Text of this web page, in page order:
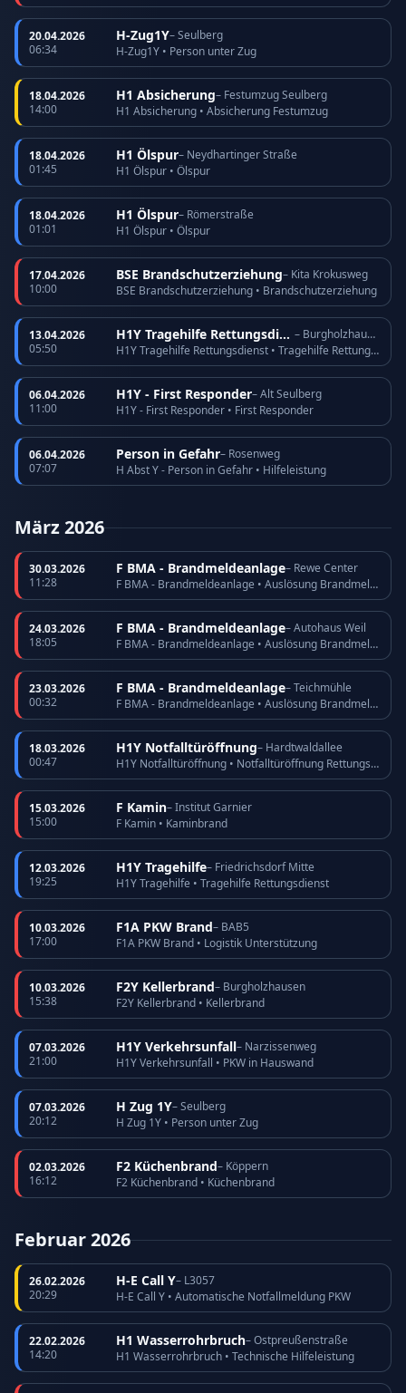
20.04.2026
06:34
H-Zug1Y– Seulberg
H-Zug1Y • Person unter Zug
18.04.2026
14:00
H1 Absicherung– Festumzug Seulberg
H1 Absicherung • Absicherung Festumzug
18.04.2026
01:45
H1 Ölspur– Neydhartinger Straße
H1 Ölspur • Ölspur
18.04.2026
01:01
H1 Ölspur– Römerstraße
H1 Ölspur • Ölspur
17.04.2026
10:00
BSE Brandschutzerziehung– Kita Krokusweg
BSE Brandschutzerziehung • Brandschutzerziehung
13.04.2026
05:50
H1Y Tragehilfe Rettungsdienst
– Burgholzhausen
H1Y Tragehilfe Rettungsdienst • Tragehilfe Rettungsdienst
06.04.2026
11:00
H1Y - First Responder– Alt Seulberg
H1Y - First Responder • First Responder
06.04.2026
07:07
Person in Gefahr– Rosenweg
H Abst Y - Person in Gefahr • Hilfeleistung
März 2026
30.03.2026
11:28
F BMA - Brandmeldeanlage– Rewe Center
F BMA - Brandmeldeanlage • Auslösung Brandmeldeanlage
24.03.2026
18:05
F BMA - Brandmeldeanlage– Autohaus Weil
F BMA - Brandmeldeanlage • Auslösung Brandmeldeanlage
23.03.2026
00:32
F BMA - Brandmeldeanlage– Teichmühle
F BMA - Brandmeldeanlage • Auslösung Brandmeldeanlage
18.03.2026
00:47
H1Y Notfalltüröffnung– Hardtwaldallee
H1Y Notfalltüröffnung • Notfalltüröffnung Rettungsdienst
15.03.2026
15:00
F Kamin– Institut Garnier
F Kamin • Kaminbrand
12.03.2026
19:25
H1Y Tragehilfe– Friedrichsdorf Mitte
H1Y Tragehilfe • Tragehilfe Rettungsdienst
10.03.2026
17:00
F1A PKW Brand– BAB5
F1A PKW Brand • Logistik Unterstützung
10.03.2026
15:38
F2Y Kellerbrand– Burgholzhausen
F2Y Kellerbrand • Kellerbrand
07.03.2026
21:00
H1Y Verkehrsunfall– Narzissenweg
H1Y Verkehrsunfall • PKW in Hauswand
07.03.2026
20:12
H Zug 1Y– Seulberg
H Zug 1Y • Person unter Zug
02.03.2026
16:12
F2 Küchenbrand– Köppern
F2 Küchenbrand • Küchenbrand
Februar 2026
26.02.2026
20:29
H-E Call Y– L3057
H-E Call Y • Automatische Notfallmeldung PKW
22.02.2026
14:20
H1 Wasserrohrbruch– Ostpreußenstraße
H1 Wasserrohrbruch • Technische Hilfeleistung